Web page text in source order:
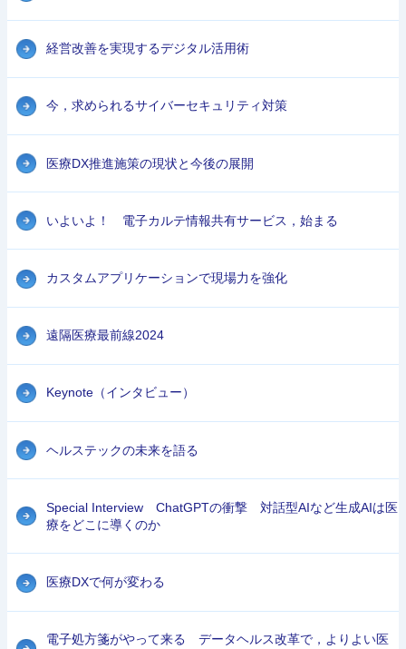
経営改善を実現するデジタル活用術
今，求められるサイバーセキュリティ対策
医療DX推進施策の現状と今後の展開
いよいよ！ 電子カルテ情報共有サービス，始まる
カスタムアプリケーションで現場力を強化
遠隔医療最前線2024
Keynote（インタビュー）
ヘルステックの未来を語る
Special Interview ChatGPTの衝撃 対話型AIなど生成AIは医
療をどこに導くのか
医療DXで何が変わる
電子処方箋がやって来る データヘルス改革で，よりよい医